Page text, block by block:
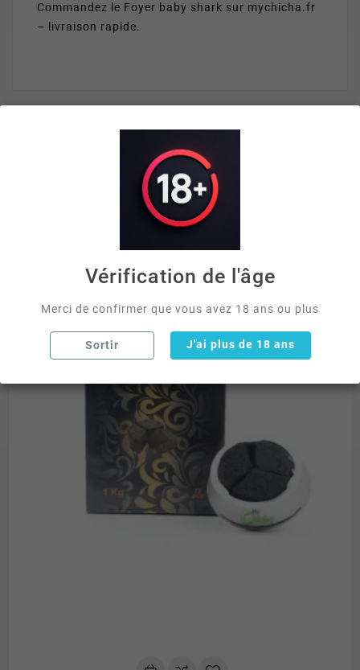
Commandez le Foyer baby shark sur mychicha.fr
– livraison rapide.
VOUS AIMEREZ AUSSI
 
Vérification de l'âge
Merci de confirmer que vous avez 18 ans ou plus
Sortir J'ai plus de 18 ans